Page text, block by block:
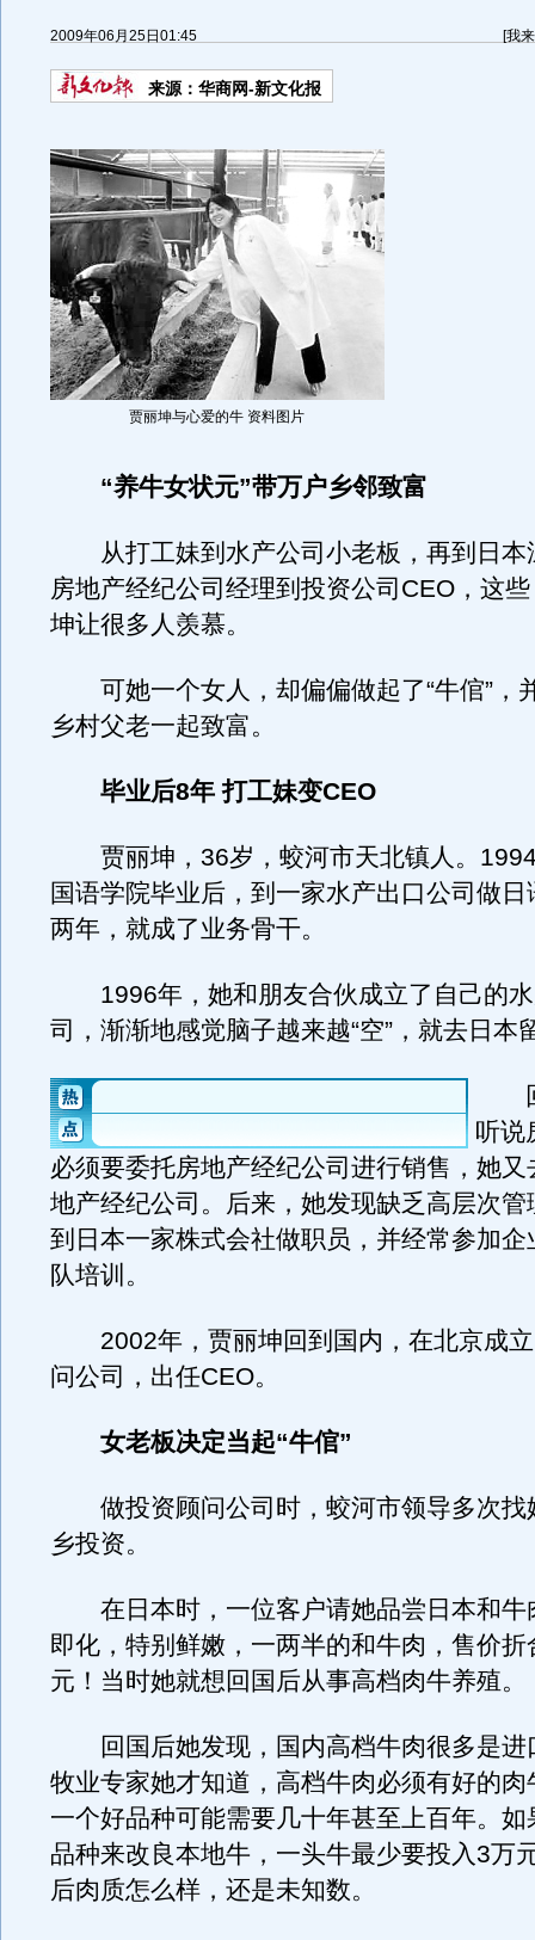
2009年06月25日01:45 [我
来源： 华商网-新文化报
贾丽坤与心爱的牛 资料图片
“养牛女状元”带万户乡邻致富
从打工妹到水产公司小老板，再到日本
房地产经纪公司经理到投资公司CEO，这
坤让很多人羡慕。
可她一个女人，却偏偏做起了“牛倌”，
乡村父老一起致富。
毕业后8年 打工妹变CEO
贾丽坤，36岁，蛟河市天北镇人。
国语学院毕业后，到一家水产出口公司做
两年，就成了业务骨干。
1996年，她和朋友合伙成立了自己的水
司，渐渐地感觉脑子越来越“空”，就去日本
回
听说
必须要委托房地产经纪公司进行销售，她又
地产经纪公司。后来，她发现缺乏高层次管
到日本一家株式会社做职员，并经常参加企
队培训。
2002年，贾丽坤回到国内，在北京成立
问公司，出任CEO。
女老板决定当起“牛倌”
做投资顾问公司时，蛟河市领导多次找
乡投资。
在日本时，一位客户请她品尝日本和牛
即化，特别鲜嫩，一两半的和牛肉，售价
元！当时她就想回国后从事高档肉牛养殖。
回国后她发现，国内高档牛肉很多是进
牧业专家她才知道，高档牛肉必须有好的肉
一个好品种可能需要几十年甚至上百年。如
品种来改良本地牛，一头牛最少要投入3万
后肉质怎么样，还是未知数。